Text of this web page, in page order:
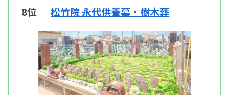
8位 松竹院 永代供養墓・樹木葬